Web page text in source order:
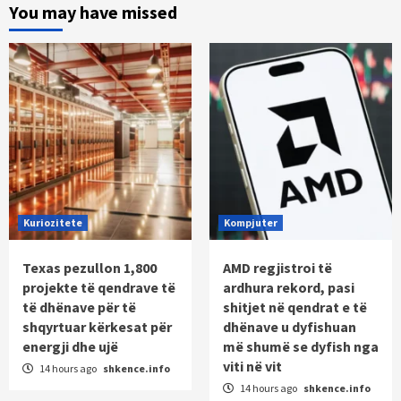
You may have missed
Kuriozitete
Texas pezullon 1,800
projekte të qendrave të
të dhënave për të
shqyrtuar kërkesat për
energji dhe ujë
14 hours ago shkence.info
Kompjuter
AMD regjistroi të
ardhura rekord, pasi
shitjet në qendrat e të
dhënave u dyfishuan
më shumë se dyfish nga
viti në vit
14 hours ago shkence.info